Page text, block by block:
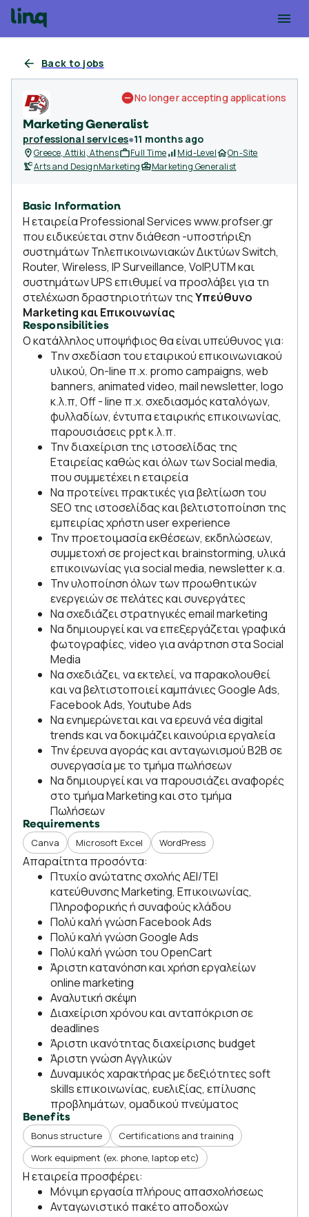
Back to jobs
Marketing Generalist
professional services●11 months ago
No longer accepting applications
Greece, Attiki, Athens Full Time Mid-Level
On-Site
Arts and DesignMarketing Marketing Generalist
Basic Information
Η εταιρεία Professional Services www.profser.gr
που ειδικεύεται στην διάθεση -υποστήριξη
συστημάτων Τηλεπικοινωνιακών Δικτύων Switch,
Router, Wireless, IP Surveillance, VoIP,UTM και
συστημάτων UPS επιθυμεί να προσλάβει για τη
στελέχωση δραστηριοτήτων τηςΥπεύθυνο
Marketing και Επικοινωνίας
Responsibilities
Ο κατάλληλος υποψήφιος θα είναι υπεύθυνος για:
Tην σχεδίαση του εταιρικού επικοινωνιακού
υλικού, On-line π.χ. promo campaigns, web
banners, animated videο, mail newsletter, logo
κ.λ.π, Off - line π.χ. σχεδιασμός καταλόγων,
φυλλαδίων, έντυπα εταιρικής επικοινωνίας,
παρουσιάσεις ppt κ.λ.π.
Την διαχείριση της ιστοσελίδας της
Εταιρείας καθώς και όλων των Social media,
που συμμετέχει η εταιρεία
Να προτείνει πρακτικές για βελτίωση του
SEO της ιστοσελίδας και βελτιστοποίηση της
εμπειρίας χρήστη user experience
Την προετοιμασία εκθέσεων, εκδηλώσεων,
συμμετοχή σε project και brainstorming, υλικά
επικοινωνίας για social media, newsletter κ.α.
Την υλοποίηση όλων των προωθητικών
ενεργειών σε πελάτες και συνεργάτες
Να σχεδιάζει στρατηγικές email marketing
Να δημιουργεί και να επεξεργάζεται γραφικά
φωτογραφίες, video για ανάρτηση στα Social
Media
Να σχεδιάζει, να εκτελεί, να παρακολουθεί
και να βελτιστοποιεί καμπάνιες Google Ads,
Facebook Ads, Youtube Ads
Να ενημερώνεται και να ερευνά νέα digital
trends και να δοκιμάζει καινούρια εργαλεία
Την έρευνα αγοράς και ανταγωνισμού B2B σε
συνεργασία με το τμήμα πωλήσεων
Να δημιουργεί και να παρουσιάζει αναφορές
στο τμήμα Marketing και στο τμήμα
Πωλήσεων
Requirements
Canva Microsoft Excel WordPress
Απαραίτητα προσόντα:
Πτυχίο ανώτατης σχολής ΑΕΙ/ΤΕΙ
κατεύθυνσης Marketing, Επικοινωνίας,
Πληροφορικής ή συναφούς κλάδου
Πολύ καλή γνώση Facebook Ads
Πολύ καλή γνώση Google Ads
Πολύ καλή γνώση του OpenCart
Άριστη κατανόηση και χρήση εργαλείων
online marketing
Αναλυτική σκέψη
Διαχείριση χρόνου και ανταπόκριση σε
deadlines
Άριστη ικανότητας διαχείρισης budget
Άριστη γνώση Αγγλικών
Δυναμικός χαρακτήρας με δεξιότητες soft
skills επικοινωνίας, ευελιξίας, επίλυσης
προβλημάτων, ομαδικού πνεύματος
Benefits
Bonus structure
Certifications and training
Work equipment (ex. phone, laptop etc)
Η εταιρεία προσφέρει:
Μόνιμη εργασία πλήρους απασχολήσεως
Ανταγωνιστικό πακέτο αποδοχών